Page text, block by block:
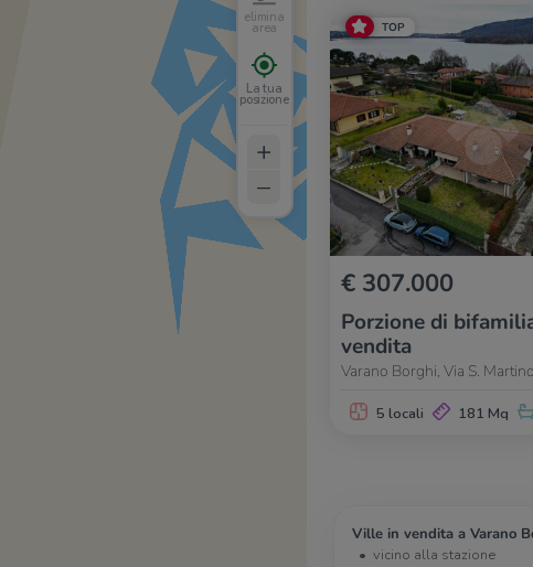
TOP
€ 307.000
Porzione di
vendita
Varano Borghi, Via S. Martino
5 locali 181 Mq
Ville in vendita a Varano
vicino alla stazione
elimina
area
La tua
posizione
+
–